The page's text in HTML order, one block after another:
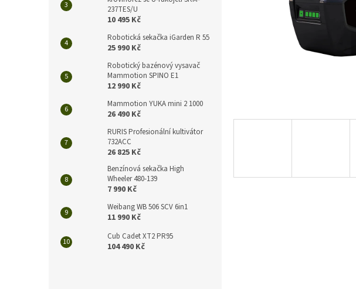
237TES/U
10 495 Kč
Robotická sekačka iGarden R 55
25 990 Kč
Robotický bazénový vysavač
Mammotion SPINO E1
12 990 Kč
Mammotion YUKA mini 2 1000
26 490 Kč
RURIS Profesionální kultivátor
732ACC
26 825 Kč
Benzínová sekačka High
Wheeler 480-139
7 990 Kč
Weibang WB 506 SCV 6in1
11 990 Kč
Cub Cadet XT2 PR95
104 490 Kč